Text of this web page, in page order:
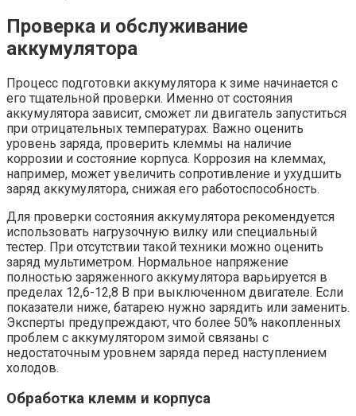
Проверка и обслуживание
аккумулятора
Процесс подготовки аккумулятора к зиме начинается с
его тщательной проверки. Именно от состояния
аккумулятора зависит, сможет ли двигатель запуститься
при отрицательных температурах. Важно оценить
уровень заряда, проверить клеммы на наличие
коррозии и состояние корпуса. Коррозия на клеммах,
например, может увеличить сопротивление и ухудшить
заряд аккумулятора, снижая его работоспособность.
Для проверки состояния аккумулятора рекомендуется
использовать нагрузочную вилку или специальный
тестер. При отсутствии такой техники можно оценить
заряд мультиметром. Нормальное напряжение
полностью заряженного аккумулятора варьируется в
пределах 12,6-12,8 В при выключенном двигателе. Если
показатели ниже, батарею нужно зарядить или заменить.
Эксперты предупреждают, что более 50% накопленных
проблем с аккумулятором зимой связаны с
недостаточным уровнем заряда перед наступлением
холодов.
Обработка клемм и корпуса